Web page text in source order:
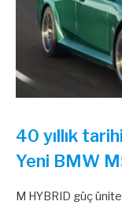
40 yıllık
Yeni BMW
M HYBRID güç